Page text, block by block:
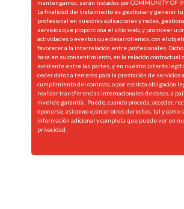
mantengamos, serán tratados por COMMUNITY OF
La finalidad del tratamiento es gestionar y generar
profesional en nuestras aplicaciones y redes,
servicios que proporciona el sitio web, y promover u
actividades o eventos que desarrollemos, con el
favorecer a la interrelación entre profesionales.
basa en su consentimiento, en la relación contractual
existente entre las partes, y en nuestro interés
ceder datos a terceros para la prestación de servicios
cumplimiento del contrato, o por estricta obligación
realizar transferencias internacionales de datos, a
nivel de garantía.. Puede, cuando proceda, acceder,
oponerse, así como ejercer otros derechos, tal y como
información adicional y completa que puede ver en
privacidad.